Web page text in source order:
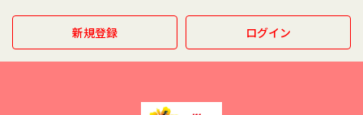
新規登録 ログイン